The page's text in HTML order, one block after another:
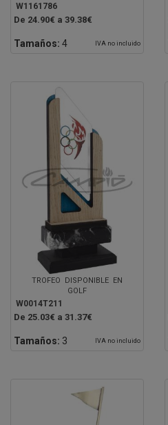
W1161786
De 24.90€ a 39.38€
Tamaños: 4 IVA no incluido
TROFEO DISPONIBLE EN
GOLF
W0014T211
De 25.03€ a 31.37€
Tamaños: 3 IVA no incluido